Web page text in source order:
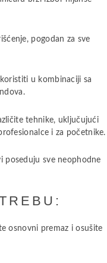
pogodan za sve
u kombinaciji sa
tehnike, uključujući
i za početnike.
poseduju sve neophodne
osnovni premaz i osušite